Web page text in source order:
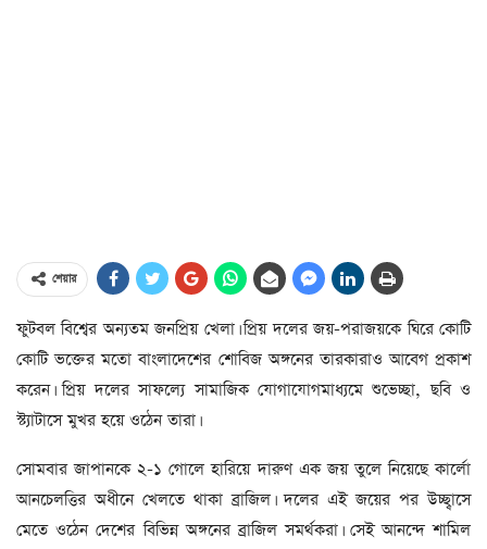
শেয়ার
ফুটবল বিশ্বের অন্যতম জনপ্রিয় খেলা। প্রিয় দলের জয়-পরাজয়কে ঘিরে কোটি
কোটি ভক্তের মতো বাংলাদেশের শোবিজ অঙ্গনের তারকারাও আবেগ প্রকাশ
করেন। প্রিয় দলের সাফল্যে সামাজিক যোগাযোগমাধ্যমে শুভেচ্ছা, ছবি ও
স্ট্যাটাসে মুখর হয়ে ওঠেন তারা।
সোমবার জাপানকে ২-১ গোলে হারিয়ে দারুণ এক জয় তুলে নিয়েছে কার্লো
আনচেলত্তির অধীনে খেলতে থাকা ব্রাজিল। দলের এই জয়ের পর উচ্ছ্বাসে
মেতে ওঠেন দেশের বিভিন্ন অঙ্গনের ব্রাজিল সমর্থকরা। সেই আনন্দে শামিল